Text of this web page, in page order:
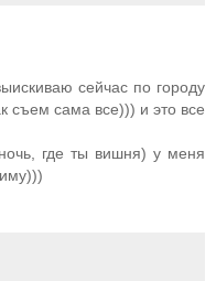
сейчас по городу
съем сама все))) и это все
где ты вишня) у меня